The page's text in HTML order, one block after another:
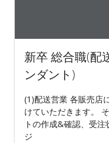
新卒 総合職(配
ンダント)
(1)配送営業 各販売店
けていただきます。
トの作成&確認、受
ジ